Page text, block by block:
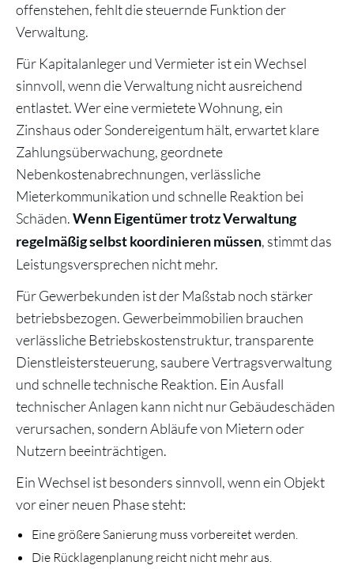
offenstehen, fehlt die steuernde Funktion der
Verwaltung.
Für Kapitalanleger und Vermieter ist ein Wechsel
sinnvoll, wenn die Verwaltung nicht ausreichend
entlastet. Wer eine vermietete Wohnung, ein
Zinshaus oder Sondereigentum hält, erwartet klare
Zahlungsüberwachung, geordnete
Nebenkostenabrechnungen, verlässliche
Mieterkommunikation und schnelle Reaktion bei
Schäden.Wenn Eigentümer trotz Verwaltung
regelmäßig selbst koordinieren müssen, stimmt das
Leistungsversprechen nicht mehr.
Für Gewerbekunden ist der Maßstab noch stärker
betriebsbezogen. Gewerbeimmobilien brauchen
verlässliche Betriebskostenstruktur, transparente
Dienstleistersteuerung, saubere Vertragsverwaltung
und schnelle technische Reaktion. Ein Ausfall
technischer Anlagen kann nicht nur Gebäudeschäden
verursachen, sondern Abläufe von Mietern oder
Nutzern beeinträchtigen.
Ein Wechsel ist besonders sinnvoll, wenn ein Objekt
vor einer neuen Phase steht:
Eine größere Sanierung muss vorbereitet werden.
Die Rücklagenplanung reicht nicht mehr aus.